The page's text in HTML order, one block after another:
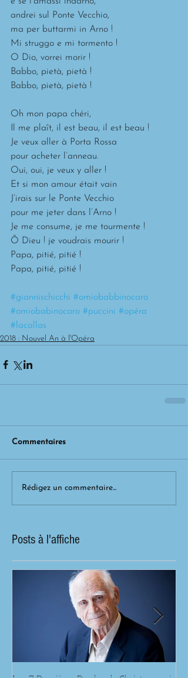
andrei sul Ponte Vecchio,
ma per buttarmi in Arno !
Mi struggo e mi tormento !
O Dio, vorrei morir !
Babbo, pietà, pietà !
Babbo, pietà, pietà !
Oh mon papa chéri,
Il me plaît, il est beau, il est beau !
Je veux aller à Porta Rossa
pour acheter l’anneau.
Oui, oui, je veux y aller !
Et si mon amour était vain
J’irais sur le Ponte Vecchio
pour me jeter dans l’Arno !
Je me consume, je me tourmente !
Ô Dieu ! je voudrais mourir !
Papa, pitié, pitié !
Papa, pitié, pitié !
#giannischicchi #omiobabbinocaro
#omiobabinocaro #puccini #opéra
#lacallas
2018 : Nouvel An à l'Opéra
Commentaires
Rédigez un commentaire...
Posts à l'affiche